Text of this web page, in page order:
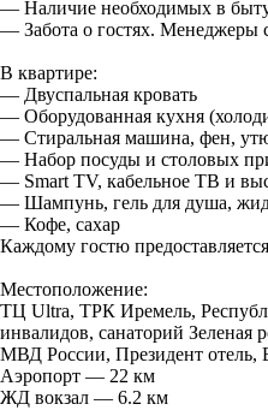
— Наличие необходимых в быту
— Забота о гостях. Менеджеры
В квартире:
— Двуспальная кровать
— Оборудованная кухня
— Стиральная машина, фен,
— Набор посуды и столовых
— Smart TV, кабельное ТВ и
— Шампунь, гель для душа,
— Кофе, сахар
Каждому гостю
Местоположение:
ТЦ Ultra, ТРК Иремель,
инвалидов, санаторий Зеленая
МВД России, Президент отель,
Аэропорт — 22 км
ЖД вокзал — 6.2 км